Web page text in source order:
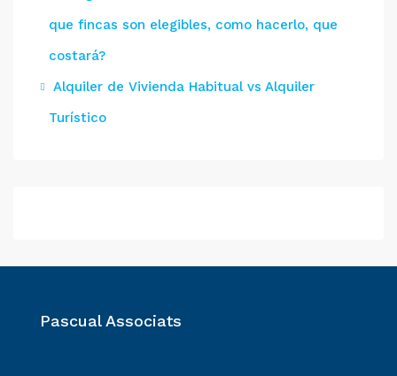
que fincas son elegibles, como hacerlo, que
costará?
Alquiler de Vivienda Habitual vs Alquiler
Turístico
Pascual Associats